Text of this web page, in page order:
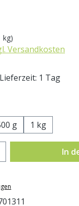
kg)
Versandkosten
1 Tag
g 1 kg
Gib denIn